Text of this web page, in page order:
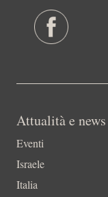
Attualità e news
Eventi
Israele
Italia